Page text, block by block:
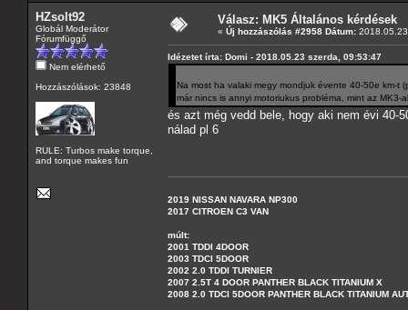
HZsolt92
Globál Moderátor
Fórumfüggő
Nem elérhető
Hozzászólások: 23848
RULE: Turbos make torque,
and torque makes fun
Válasz: MK5 Általános kérdések
« Új hozzászólás #2958 Dátum:
Idézetet írta: Domi - 2018.05.23 szerda, 09:53:47
Na most ha valaki megy mondjuk évente 40-50e km-t
már nincs is annyi motoriukus probléma, mint az
és azt még vedd bele, hogy aki nem évi 40-
nálad pl 6
2019 NISSAN NAVARA NP300
2017 CITROEN C3 VAN
múlt:
2001 TDDI 4DOOR
2003 TDCI 5DOOR
2002 2.0 TDDI TURNIER
2007 2.5T 4 DOOR PANTHER BLACK TITANIUM X
2008 2.0 TDCI 5DOOR PANTHER BLACK TITANIUM